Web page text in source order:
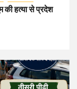
की हत्या से प्रदेश